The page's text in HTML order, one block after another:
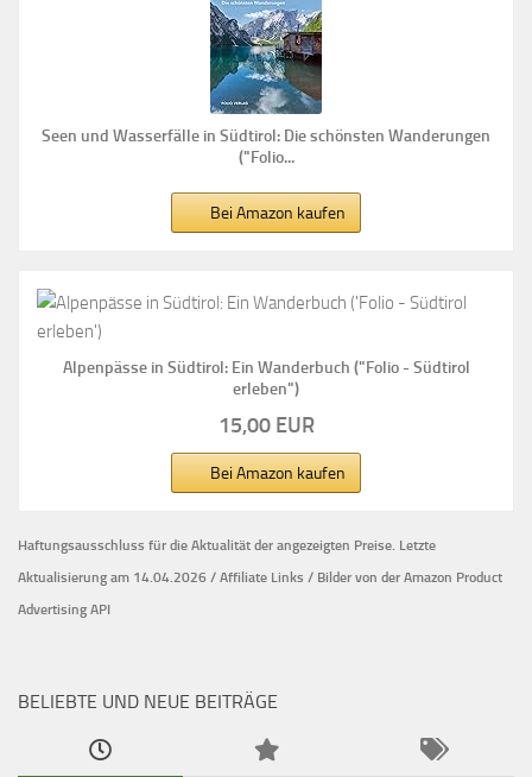
Seen und Wasserfälle in Südtirol: Die schönsten Wanderungen
("Folio...
Bei Amazon kaufen
Alpenpässe in Südtirol: Ein Wanderbuch ("Folio - Südtirol
erleben")
15,00 EUR
Bei Amazon kaufen
Haftungsausschluss für die Aktualität der angezeigten Preise. Letzte
Aktualisierung am 14.04.2026 / Affiliate Links / Bilder von der Amazon Product
Advertising API
BELIEBTE UND NEUE BEITRÄGE